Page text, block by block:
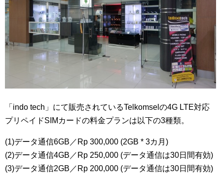
「indo tech」にて販売されているTelkomselの4G LTE対応
プリペイドSIMカードの料金プランは以下の3種類。
(1)データ通信6GB／Rp 300,000 (2GB * 3カ月)
(2)データ通信4GB／Rp 250,000 (データ通信は30日間有効)
(3)データ通信2GB／Rp 200,000 (データ通信は30日間有効)